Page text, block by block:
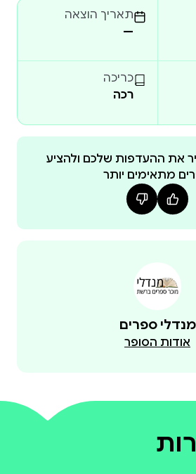
על אירועים שהתרחשו
את המחברת לבניית עלילה
הדמויות כפי שהתקבעו
פותחים את עלילות
שעליה פרושה שגרת חייה
רוח, כמו גם רגעי כאב, חמלה
מרגלית קוטב, ילידת 1944, הייתה מורה לטבע ומחברת
לתכ"ל במשרד החינוך. פועלת
ויועצת על פי דרך ילידי שבט
מסעו של יונה הנביא לנינווה,
סיפורים.
תאריך הוצאה
—
כריכה
רכה
את ההעדפות שלכם ולהציע
מתאימים יותר
מנדלי ספרים
אודות הסופר
0 מתוך 5